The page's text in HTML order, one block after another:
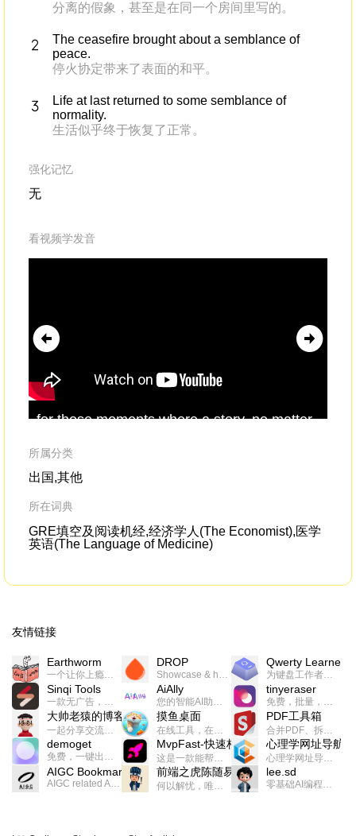
分离的假象，甚至是在同一个房间里写的。
The ceasefire brought about a semblance of
peace.
停火协定带来了表面的和平。
Life at last returned to some semblance of
normality.
生活似乎终于恢复了正常。
强化记忆
无
看视频学发音
for those moments where a story, no matter
truth,and then you're able to believe it.
所属分类
出国,其他
所在词典
GRE填空及阅读机经,经济学人(The Economist),医学
英语(The Language of Medicine)
友情链接
Earthworm DROP Qwerty Learner
为键盘工作者设计的单词与肌肉记忆锻炼软件
Sinqi Tools AiAlly tinyeraser
大帅老猿的博客 摸鱼桌面 PDF工具箱
合并PDF、拆分PDF、旋转PDF、裁剪PDF、转换PDF、加密PDF、解密PDF、PDF加水印等多种PDF处理功能
demoget MvpFast-快速构建网站应用
这是一款能帮助你快速构建个人网站的应用，使用最新的前端技术栈，集成登录、鉴权、手机、邮箱、数据库、博客、文章、支付等等网站所需要的功能，你只需要花几个小时开发你的核心功能就可以上线，一次购买，永久拥有
心理学网址导航
AIGC Bookmarks 前端之虎陈随易 lee.sd